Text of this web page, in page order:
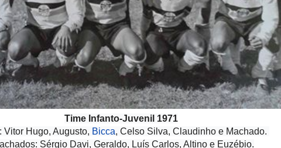
Time Infanto-Juvenil 1971
Vitor Hugo, Augusto, Bicca, Celso Silva, Claudinho e Machado.
Sérgio Davi, Geraldo, Luís Carlos, Altino e Euzébio.